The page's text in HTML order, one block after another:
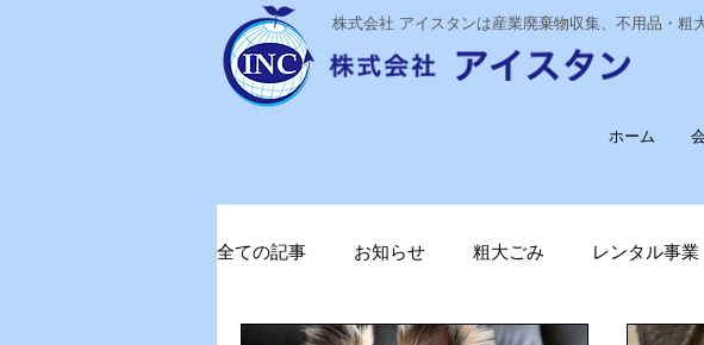
株式会社 アイスタンは産業廃棄物収集、不用品・
ホーム
全ての記事 お知らせ 粗大ごみ レンタル事業